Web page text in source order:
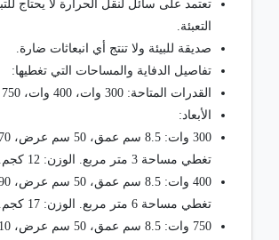
تعتمد على سائل لنقل الحرارة لا يحتاج
التعبئة.
صديقة للبيئة ولا تنتج أي انبعاثات ضارة.
تفاصيل الدفاية والمساحات التي تغطيها:
القدرات المتاحة: 300 وات، 400 وات، 750 وات.
الأبعاد:
تغطي مساحة 3 متر مربع. الوزن: 12 كجم.
تغطي مساحة 6 متر مربع. الوزن: 17 كجم.